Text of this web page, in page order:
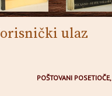
ulaz
POŠTOVANI POSETIOČE,